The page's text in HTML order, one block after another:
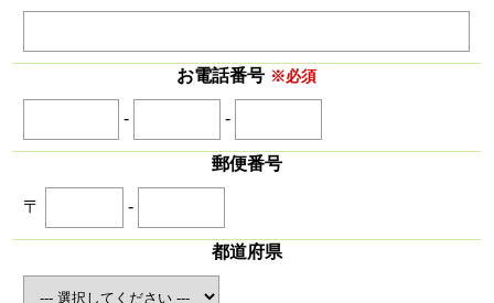
お電話番号 ※必須
- -
郵便番号
〒 -
都道府県